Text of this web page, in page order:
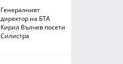
Генералният
директор на БТА
Кирил Вълчев посети
Силистра